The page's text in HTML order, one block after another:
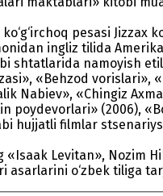
pesasi Jizzax
ingliz tilida
shtatlarida namoyish
«Behzod vorislari»,
Nabiev», «Chingiz
poydevorlari» (2006),
hujjatli filmlar
«Isaak Levitan», Nozim
asarlarini o‘zbek tiliga